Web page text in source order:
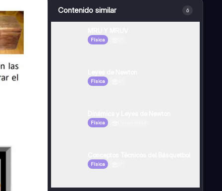
Contenido similar 6
Física
Física
Física
Física